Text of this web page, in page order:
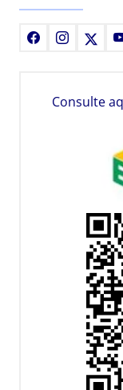
FacebookInstagram
Consulte